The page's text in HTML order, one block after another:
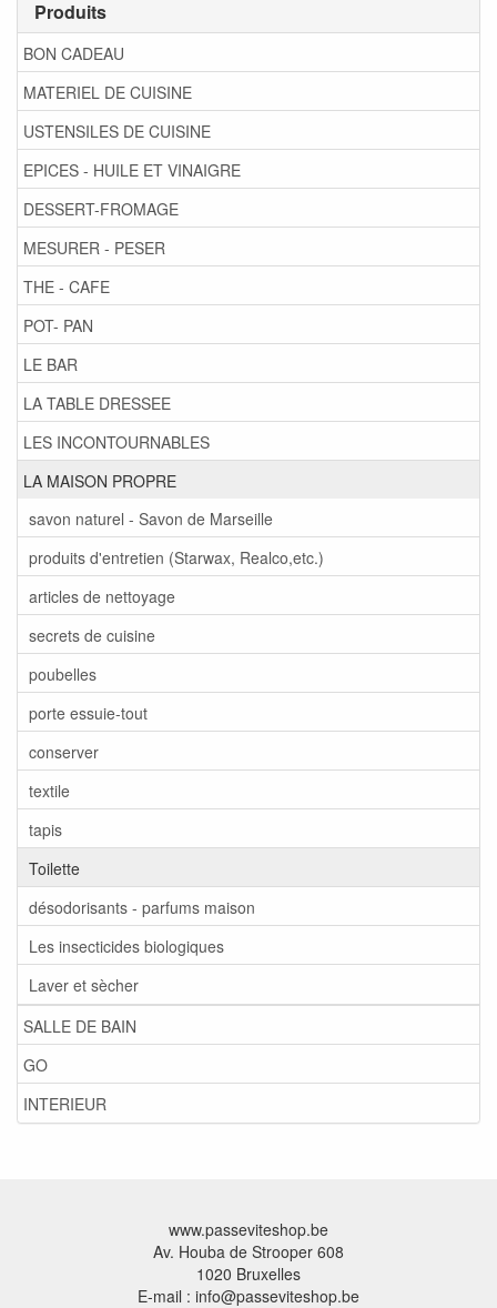
Produits
BON CADEAU
MATERIEL DE CUISINE
USTENSILES DE CUISINE
EPICES - HUILE ET VINAIGRE
DESSERT-FROMAGE
MESURER - PESER
THE - CAFE
POT- PAN
LE BAR
LA TABLE DRESSEE
LES INCONTOURNABLES
LA MAISON PROPRE
savon naturel - Savon de Marseille
produits d'entretien (Starwax, Realco,etc.)
articles de nettoyage
secrets de cuisine
poubelles
porte essuie-tout
conserver
textile
tapis
Toilette
désodorisants - parfums maison
Les insecticides biologiques
Laver et sècher
SALLE DE BAIN
GO
INTERIEUR
www.passeviteshop.be
Av. Houba de Strooper 608
1020 Bruxelles
E-mail : info@passeviteshop.be